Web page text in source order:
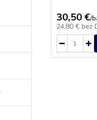
30,50 €/
24,80 € bez